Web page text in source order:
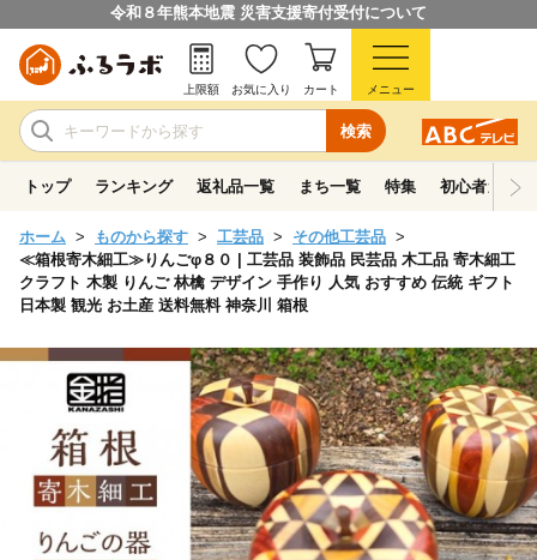
令和８年熊本地震 災害支援寄付受付について
検索
上限額 お気に入り カート メニュー
トップ ランキング 返礼品一覧 まち一覧 特集 初心者ガイド
ホーム ものから探す 工芸品
その他工芸品
≪箱根寄木細工≫りんごφ８０ | 工芸品 装飾品 民芸品 木工品 寄木細工
クラフト 木製 りんご 林檎 デザイン 手作り 人気 おすすめ 伝統 ギフト
日本製 観光 お土産 送料無料 神奈川 箱根